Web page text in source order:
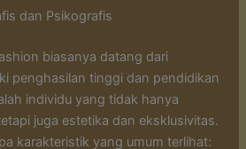
dan Psikografis
biasanya datang dari
penghasilan tinggi dan pendidikan
individu yang tidak hanya
juga estetika dan eksklusivitas.
karakteristik yang umum terlihat: